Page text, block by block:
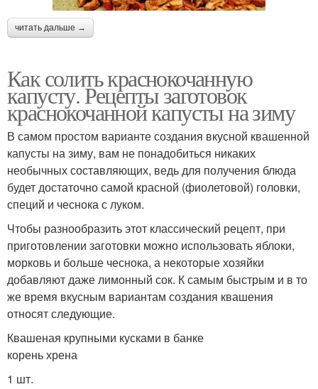
читать дальше →
Как солить краснокочанную
капусту. Рецепты заготовок
краснокочанной капусты на зиму
В самом простом варианте создания вкусной квашенной
капусты на зиму, вам не понадобиться никаких
необычных составляющих, ведь для получения блюда
будет достаточно самой красной (фиолетовой) головки,
специй и чеснока с луком.
Чтобы разнообразить этот классический рецепт, при
приготовлении заготовки можно использовать яблоки,
морковь и больше чеснока, а некоторые хозяйки
добавляют даже лимонный сок. К самым быстрым и в то
же время вкусным вариантам создания квашения
относят следующие.
Квашеная крупными кусками в банке
корень хрена
1 шт.